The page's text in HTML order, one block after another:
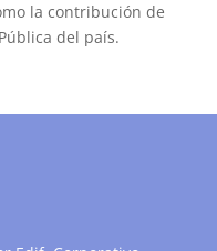
la contribución de
del país.